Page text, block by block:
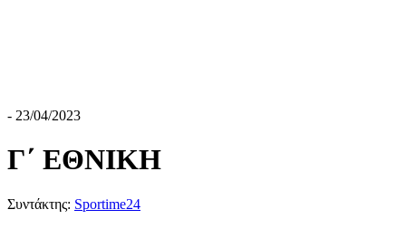
- 23/04/2023
Γ΄ ΕΘΝΙΚΗ
Συντάκτης: Sportime24